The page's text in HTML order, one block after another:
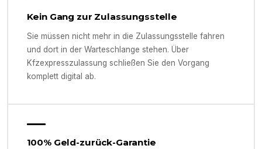
Kein Gang zur Zulassungsstelle
Sie müssen nicht mehr in die Zulassungsstelle fahren
und dort in der Warteschlange stehen. Über
Kfzexpresszulassung schließen Sie den Vorgang
komplett digital ab.
100% Geld-zurück-Garantie